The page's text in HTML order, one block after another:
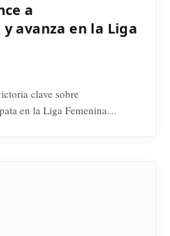
a
avanza en la Liga
clave sobre
en la Liga Femenina…